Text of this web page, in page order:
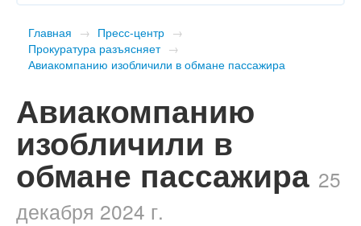
Главная → Пресс-центр →
Прокуратура разъясняет →
Авиакомпанию изобличили в обмане пассажира
Авиакомпанию
изобличили в
обмане пассажира 25
декабря 2024 г.